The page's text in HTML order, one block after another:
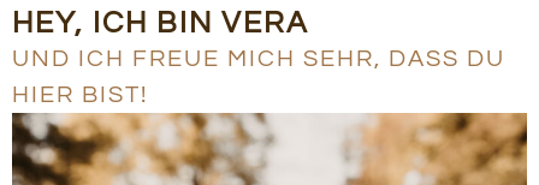
HEY, ICH BIN VERA
UND ICH FREUE MICH SEHR, DASS DU
HIER BIST!